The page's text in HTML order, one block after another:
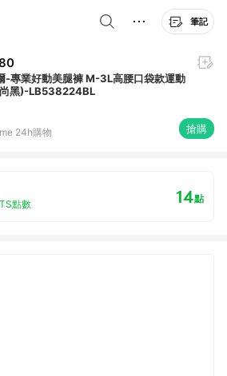
筆記
-專業好動美腿褲 M-3L高腰口袋款運動
黑)-LB538224BL
24h購物 搶購
點數 14點